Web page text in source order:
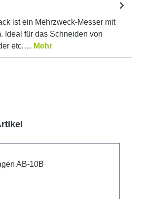
ist ein Mehrzweck-Messer mit
Ideal für das Schneiden von
etc.… Mehr